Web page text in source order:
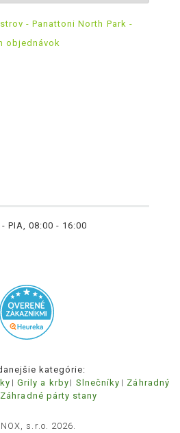
- Panattoni North Park -
objednávok
- PIA, 08:00 - 16:00
kategórie:
Grily a krby Slnečníky
Záhradný
Záhradné párty stany
s.r.o. 2026.